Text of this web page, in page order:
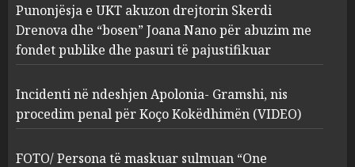
2
Apolonia- Gramshi, nis
procedim penal për Koço
Kokëdhimën (VIDEO)
MARCH 27, 2025
FOTO/ Persona të maskuar
sulmuan “One Albania”,
ngjarja u fsheh. A u vodhën
Punonjësja e UKT akuzon drejtorin Skerdi
Drenova dhe “bosen” Joana Nano për abuzim me
fondet publike dhe pasuri të pajustifikuar
Incidenti në ndeshjen Apolonia- Gramshi, nis
procedim penal për Koço Kokëdhimën (VIDEO)
FOTO/ Persona të maskuar sulmuan “One